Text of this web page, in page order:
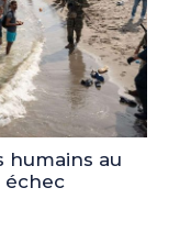
humains au
échec